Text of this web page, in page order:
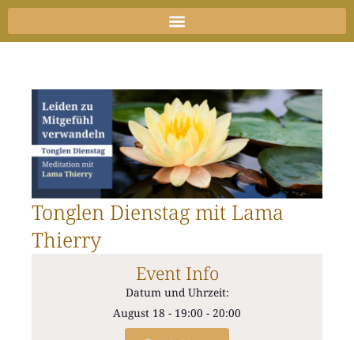
Zum
Inhalt
Tonglen Dienstag mit Lama
Thierry
Event Info
Datum und Uhrzeit:
August 18 - 19:00 - 20:00